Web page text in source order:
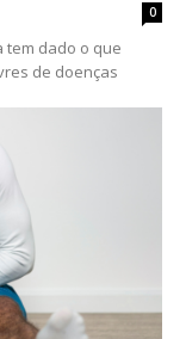
0
tem dado o que
de doenças